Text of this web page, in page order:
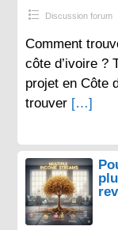
Discussion forum
Comment
côte d’ivoire ?
projet en Côte
trouver […]